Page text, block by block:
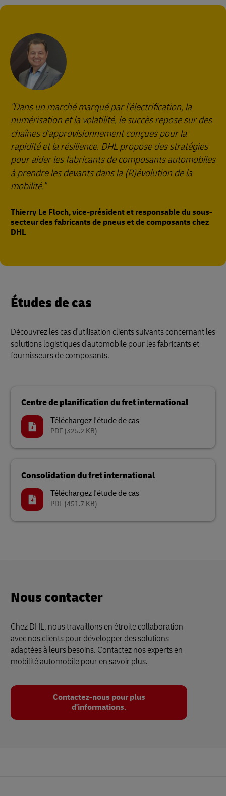
"Dans un marché marqué par l'électrification, la
numérisation et la volatilité, le succès repose sur des
chaînes d'approvisionnement conçues pour la
rapidité et la résilience. DHL propose des stratégies
pour aider les fabricants de composants automobiles
à prendre les devants dans la (R)évolution de la
mobilité."
Thierry Le Floch, vice-président et responsable du sous-
secteur des fabricants de pneus et de composants chez
DHL
Études de cas
Découvrez les cas d'utilisation clients suivants concernant les
solutions logistiques d'automobile pour les fabricants et
fournisseurs de composants.
Centre de planification du fret international
Téléchargez l'étude de cas
PDF (325.2 KB)
Consolidation du fret international
Téléchargez l'étude de cas
PDF (451.7 KB)
Nous contacter
Chez DHL, nous travaillons en étroite collaboration
avec nos clients pour développer des solutions
adaptées à leurs besoins. Contactez nos experts en
mobilité automobile pour en savoir plus.
Contactez-nous pour plus
d'informations.